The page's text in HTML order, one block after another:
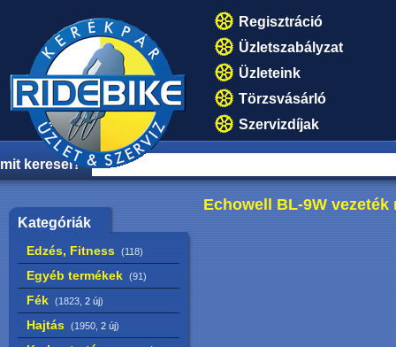
Regisztráció
Üzletszabályzat
Üzleteink
Törzsvásárló
Szervizdíjak
mit keresel?
Kategóriák
Edzés, Fitness (118)
Egyéb termékek (91)
Fék (1823, 2 új)
Hajtás (1950, 2 új)
Echowell BL-9W